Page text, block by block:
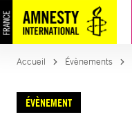
Accueil Évènements
ÉVÈNEMENT